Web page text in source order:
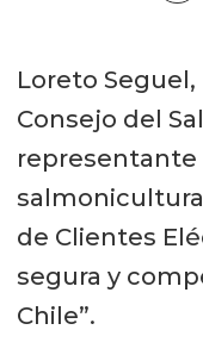
Loreto
Consejo del
representante
salmonicultura
de Clientes
segura y
Chile”.